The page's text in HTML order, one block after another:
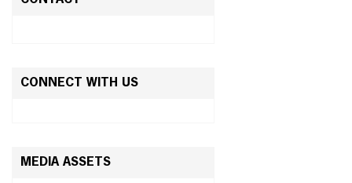
CONNECT WITH US
MEDIA ASSETS